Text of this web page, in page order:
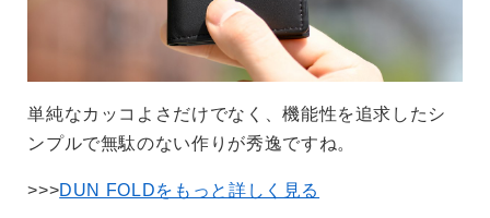
単純なカッコよさだけでなく、機能性を追求したシ
ンプルで無駄のない作りが秀逸ですね。
>>>DUN FOLDをもっと詳しく見る